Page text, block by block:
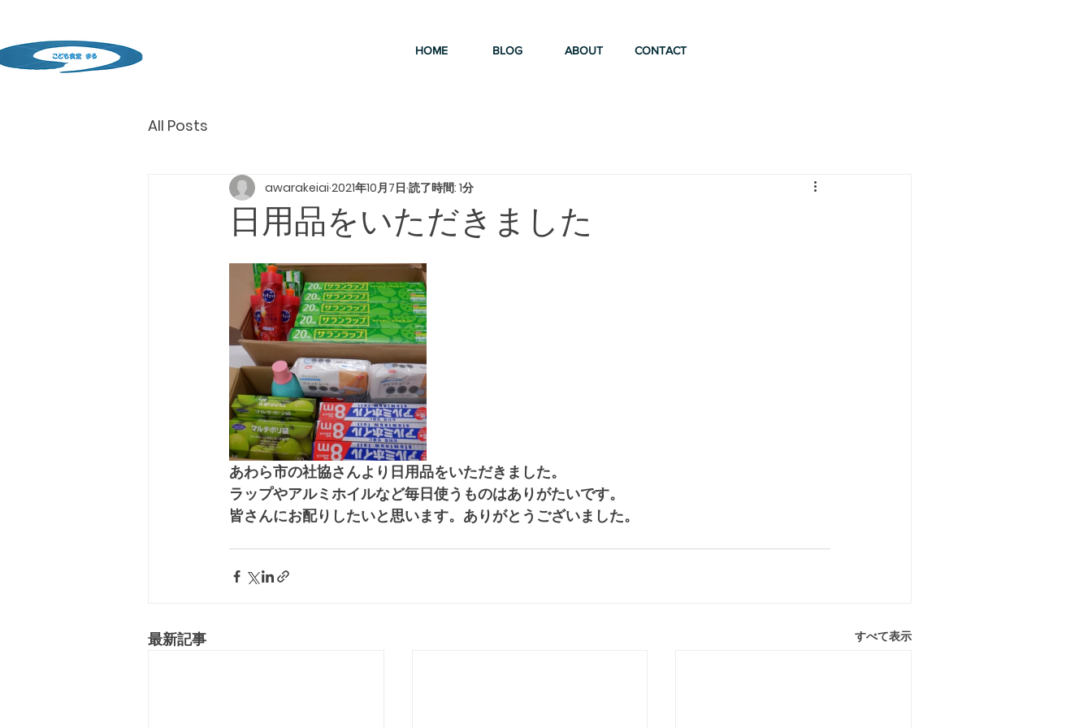
HOME BLOG ABOUT CONTACT
All Posts
日用品をいただきました
awarakeiai 2021年10月7日 読了時間: 1分
あわら市の社協さんより日用品をいただきました。
ラップやアルミホイルなど毎日使うものはありがたいです。
皆さんにお配りしたいと思います。ありがとうございました。
最新記事 すべて表示